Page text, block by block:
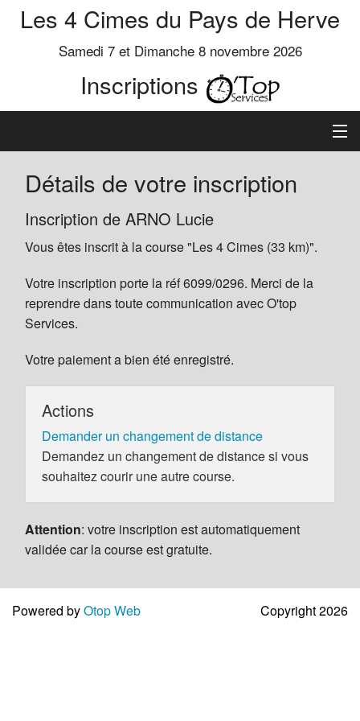
Les 4 Cimes du Pays de Herve
Samedi 7 et Dimanche 8 novembre 2026
Inscriptions
Inscription
Préinscrits
Informations
Détails de votre inscription
Inscription de ARNO Lucie
Vous êtes inscrit à la course "Les 4 Cimes (33 km)".
Votre inscription porte la réf 6099/0296. Merci de la
reprendre dans toute communication avec O'top
Services.
Votre paiement a bien été enregistré.
Actions
Demander un changement de distance
Demandez un changement de distance si vous
souhaitez courir une autre course.
Attention: votre inscription est automatiquement
validée car la course est gratuite.
Powered byOtop Web Copyright 2026